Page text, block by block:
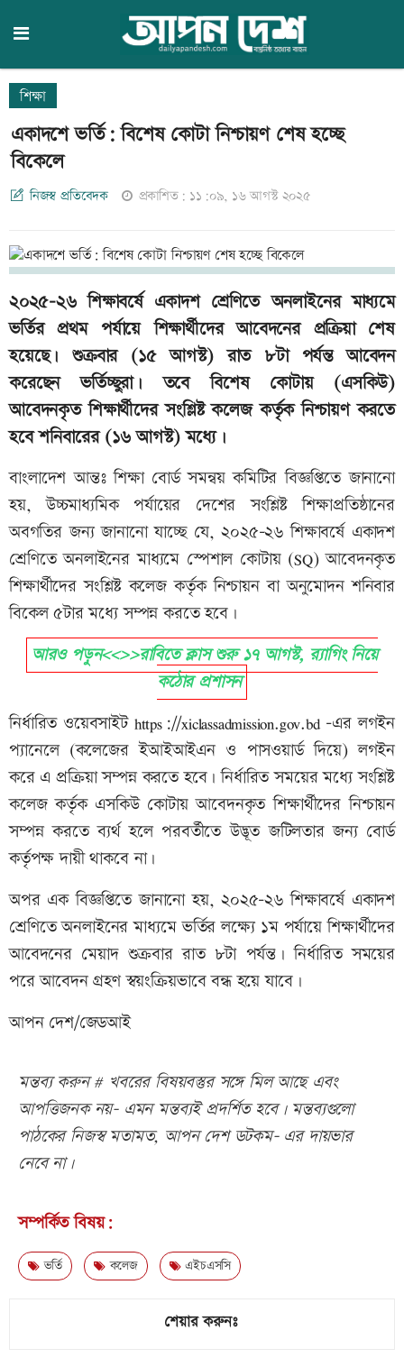
শিক্ষা
একাদশে ভর্তি: বিশেষ কোটা নিশ্চায়ণ শেষ হচ্ছে
বিকেলে
নিজস্ব প্রতিবেদক প্রকাশিত: ১১:০৯, ১৬ আগস্ট ২০২৫
২০২৫-২৬ শিক্ষাবর্ষে একাদশ শ্রেণিতে অনলাইনের মাধ্যমে
ভর্তির প্রথম পর্যায়ে শিক্ষার্থীদের আবেদনের প্রক্রিয়া শেষ
হয়েছে। শুক্রবার (১৫ আগস্ট) রাত ৮টা পর্যন্ত আবেদন
করেছেন ভর্তিচ্ছুরা। তবে বিশেষ কোটায় (এসকিউ)
আবেদনকৃত শিক্ষার্থীদের সংশ্লিষ্ট কলেজ কর্তৃক নিশ্চায়ণ করতে
হবে শনিবারের (১৬ আগস্ট) মধ্যে।
বাংলাদেশ আন্তঃ শিক্ষা বোর্ড সমন্বয় কমিটির বিজ্ঞপ্তিতে জানানো
হয়, উচ্চমাধ্যমিক পর্যায়ের দেশের সংশ্লিষ্ট শিক্ষাপ্রতিষ্ঠানের
অবগতির জন্য জানানো যাচ্ছে যে, ২০২৫-২৬ শিক্ষাবর্ষে একাদশ
শ্রেণিতে অনলাইনের মাধ্যমে স্পেশাল কোটায় (SQ) আবেদনকৃত
শিক্ষার্থীদের সংশ্লিষ্ট কলেজ কর্তৃক নিশ্চায়ন বা অনুমোদন শনিবার
বিকেল ৫টার মধ্যে সম্পন্ন করতে হবে।
আরও পড়ুন<<>>রাবিতে ক্লাস শুরু ১৭ আগস্ট, র‌্যাগিং নিয়ে
কঠোর প্রশাসন
নির্ধারিত ওয়েবসাইট https://xiclassadmission.gov.bd -এর লগইন
প্যানেলে (কলেজের ইআইআইএন ও পাসওয়ার্ড দিয়ে) লগইন
করে এ প্রক্রিয়া সম্পন্ন করতে হবে। নির্ধারিত সময়ের মধ্যে সংশ্লিষ্ট
কলেজ কর্তৃক এসকিউ কোটায় আবেদনকৃত শিক্ষার্থীদের নিশ্চায়ন
সম্পন্ন করতে ব্যর্থ হলে পরবর্তীতে উদ্ভূত জটিলতার জন্য বোর্ড
কর্তৃপক্ষ দায়ী থাকবে না।
অপর এক বিজ্ঞপ্তিতে জানানো হয়, ২০২৫-২৬ শিক্ষাবর্ষে একাদশ
শ্রেণিতে অনলাইনের মাধ্যমে ভর্তির লক্ষ্যে ১ম পর্যায়ে শিক্ষার্থীদের
আবেদনের মেয়াদ শুক্রবার রাত ৮টা পর্যন্ত। নির্ধারিত সময়ের
পরে আবেদন গ্রহণ স্বয়ংক্রিয়ভাবে বন্ধ হয়ে যাবে।
আপন দেশ/জেডআই
মন্তব্য করুন # খবরের বিষয়বস্তুর সঙ্গে মিল আছে এবং
আপত্তিজনক নয়- এমন মন্তব্যই প্রদর্শিত হবে। মন্তব্যগুলো
পাঠকের নিজস্ব মতামত, আপন দেশ ডটকম- এর দায়ভার
নেবে না।
সম্পর্কিত বিষয়:
ভর্তি কলেজ এইচএসসি
শেয়ার করুনঃ